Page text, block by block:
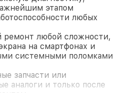
этапом
любых
ремонт любой сложности,
на смартфонах и
системными поломками
запчасти или
аналоги и только после